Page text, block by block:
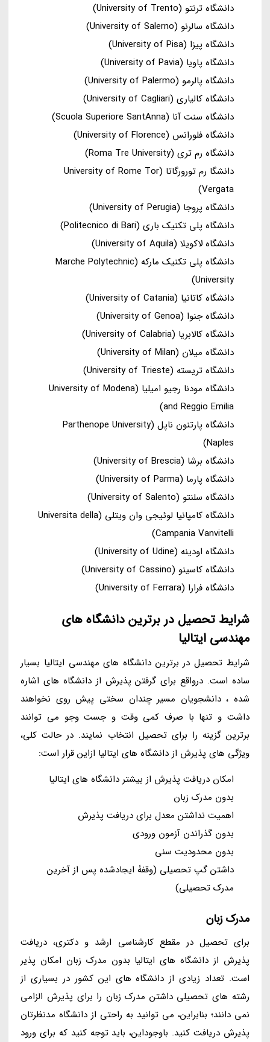
دانشگاه ترنتو (University of Trento)
دانشگاه سالرنو (University of Salerno)
دانشگاه پیزا (University of Pisa)
دانشگاه پاویا (University of Pavia)
دانشگاه پالرمو (University of Palermo)
دانشگاه کالیاری (University of Cagliari)
دانشگاه سنت آنا (Scuola Superiore SantAnna)
دانشگاه فلورانس (University of Florence)
دانشگاه رم تری (Roma Tre University)
دانشگا رم تورورگاتا (University of Rome Tor
Vergata)
دانشگاه پروجا (University of Perugia)
دانشگاه پلی تکنیک باری (Politecnico di Bari)
دانشگاه لاکویلا (University of Aquila)
دانشگاه پلی تکنیک مارکه (Marche Polytechnic
University)
دانشگاه کاتانیا (University of Catania)
دانشگاه جنوا (University of Genoa)
دانشگاه کالابریا (University of Calabria)
دانشگاه میلان (University of Milan)
دانشگاه تریسته (University of Trieste)
دانشگاه مودنا رجیو امیلیا (University of Modena
and Reggio Emilia)
دانشگاه پارتنون ناپل (Parthenope University
Naples)
دانشگاه برشا (University of Brescia)
دانشگاه پارما (University of Parma)
دانشگاه سلنتو (University of Salento)
دانشگاه کامپانیا لوئیجی وان ویتلی (Universita della
Campania Vanvitelli)
دانشگاه اودینه (University of Udine)
دانشگاه کاسینو (University of Cassino)
دانشگاه فرارا (University of Ferrara)
شرایط تحصیل در برترین دانشگاه های
مهندسی ایتالیا
شرایط تحصیل در برترین دانشگاه های مهندسی ایتالیا بسیار
ساده است. درواقع برای گرفتن پذیرش از دانشگاه های اشاره
شده ، دانشجویان مسیر چندان سختی پیش روی نخواهند
داشت و تنها با صرف کمی وقت و جست وجو می توانند
برترین گزینه را برای تحصیل انتخاب نمایند. در حالت کلی،
ویژگی های پذیرش از دانشگاه های ایتالیا ازاین قرار است:
امکان دریافت پذیرش از بیشتر دانشگاه های ایتالیا
بدون مدرک زبان
اهمیت نداشتن معدل برای دریافت پذیرش
بدون گذراندن آزمون ورودی
بدون محدودیت سنی
داشتن گپ تحصیلی (وقفۀ ایجادشده پس از آخرین
مدرک تحصیلی)
مدرک زبان
برای تحصیل در مقطع کارشناسی ارشد و دکتری، دریافت
پذیرش از دانشگاه های ایتالیا بدون مدرک زبان امکان پذیر
است. تعداد زیادی از دانشگاه های این کشور در بسیاری از
رشته های تحصیلی داشتن مدرک زبان را برای پذیرش الزامی
نمی دانند؛ بنابراین، می توانید به راحتی از دانشگاه مدنظرتان
پذیرش دریافت کنید. باوجوداین، باید توجه کنید که برای ورود